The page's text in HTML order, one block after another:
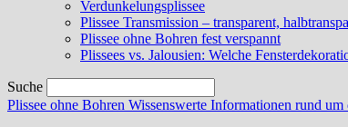
Verdunkelungsplissee
Plissee Transmission – transparent,
Plissee ohne Bohren fest verspannt
Plissees vs. Jalousien: Welche
Suche
Plissee ohne Bohren Wissenswerte Informationen rund um